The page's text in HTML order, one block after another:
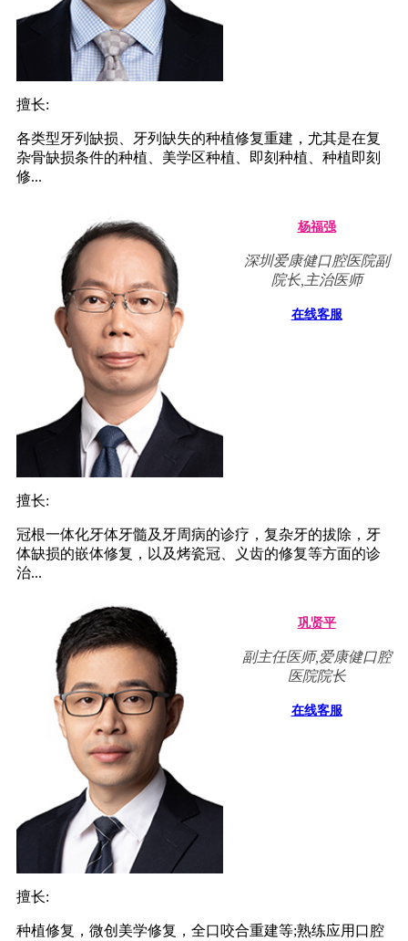
擅长:
各类型牙列缺损、牙列缺失的种植修复重建，尤其是在复
杂骨缺损条件的种植、美学区种植、即刻种植、种植即刻
修...
杨福强
深圳爱康健口腔医院副
院长,主治医师
在线客服
擅长:
冠根一体化牙体牙髓及牙周病的诊疗，复杂牙的拔除，牙
体缺损的嵌体修复，以及烤瓷冠、义齿的修复等方面的诊
治...
巩贤平
副主任医师,爱康健口腔
医院院长
在线客服
擅长:
种植修复，微创美学修复，全口咬合重建等;熟练应用口腔